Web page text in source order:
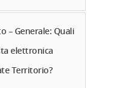
– Generale: Quali
elettronica
Territorio?